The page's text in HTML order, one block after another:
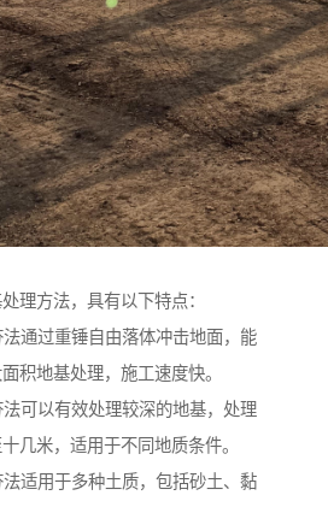
理方法，具有以下特点：
通过重锤自由落体冲击地面，能
积地基处理，施工速度快。
可以有效处理较深的地基，处理
几米，适用于不同地质条件。
适用于多种土质，包括砂土、黏